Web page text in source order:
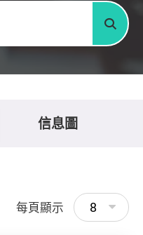
搜尋
信息圖
每頁顯示 8